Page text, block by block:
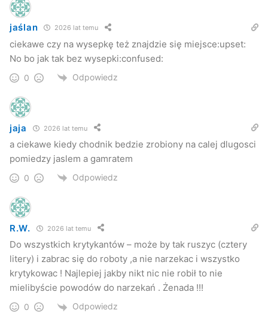
jaślan 2026 lat temu
ciekawe czy na wysepkę też znajdzie się miejsce:upset:
No bo jak tak bez wysepki:confused:
0 Odpowiedz
jaja 2026 lat temu
a ciekawe kiedy chodnik bedzie zrobiony na calej dlugosci
pomiedzy jaslem a gamratem
0 Odpowiedz
R.W. 2026 lat temu
Do wszystkich krytykantów – może by tak ruszyc (cztery
litery) i zabrac się do roboty ,a nie narzekac i wszystko
krytykowac ! Najlepiej jakby nikt nic nie robił to nie
mielibyście powodów do narzekań . Żenada !!!
0 Odpowiedz